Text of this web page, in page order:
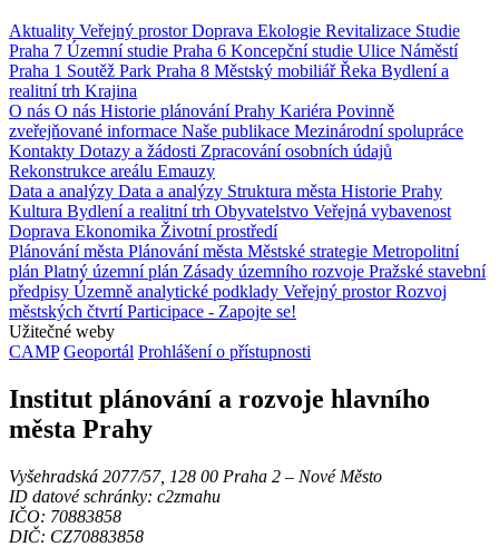
Aktuality Veřejný prostorDoprava Ekologie Revitalizace Studie
Praha 7 Územní studie Praha 6 Koncepční studie Ulice Náměstí
Praha 1 Soutěž Park Praha 8 Městský mobiliářŘeka Bydlení a
realitní trh Krajina
O nás O nás Historie plánování Prahy Kariéra Povinně
zveřejňované informace Naše publikace Mezinárodní spolupráce
Kontakty Dotazy a žádosti Zpracování osobních údajů
Rekonstrukce areálu Emauzy
Data a analýzy Data a analýzy Struktura města Historie Prahy
Kultura Bydlení a realitní trh Obyvatelstvo Veřejná vybavenost
Doprava Ekonomika Životní prostředí
Plánování města Plánování města Městské strategie Metropolitní
plán Platný územní plán Zásady územního rozvoje Pražské stavební
předpisy Územně analytické podklady Veřejný prostorRozvoj
městských čtvrtíParticipace - Zapojte se!
Užitečné weby
CAMP Geoportál Prohlášení o přístupnosti
Institut plánování a rozvoje hlavního
města Prahy
Vyšehradská 2077/57, 128 00 Praha 2 ‒ Nové Město
ID datové schránky: c2zmahu
IČO: 70883858
DIČ: CZ70883858